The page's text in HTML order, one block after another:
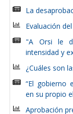
La
Evaluación
"A Orsi le
intensidad y
¿Cuáles son
“El gobierno
en su propio
Aprobación